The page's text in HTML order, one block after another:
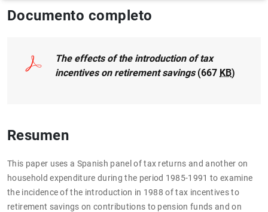
Documento completo
The effects of the introduction of tax
incentives on retirement savings(667 KB)
Resumen
This paper uses a Spanish panel of tax returns and another on
household expenditure during the period 1985-1991 to examine
the incidence of the introduction in 1988 of tax incentives to
retirement savings on contributions to pension funds and on